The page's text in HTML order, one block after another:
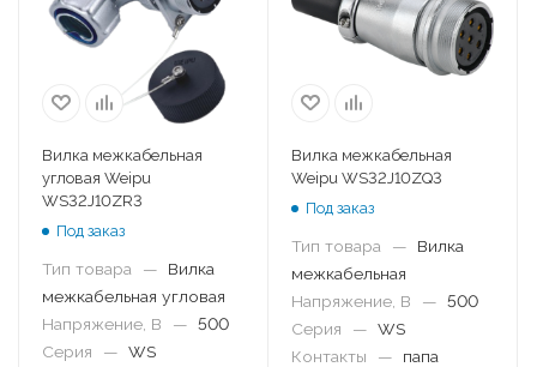
Вилка межкабельная
угловая Weipu
WS32J10ZR3
Под заказ
Тип товара —
Вилка
межкабельная угловая
Напряжение, В
— 500
Серия
— WS
Вилка межкабельная
Weipu WS32J10ZQ3
Под заказ
Тип товара —
Вилка
межкабельная
Напряжение, В
— 500
Серия
— WS
Контакты
—
папа